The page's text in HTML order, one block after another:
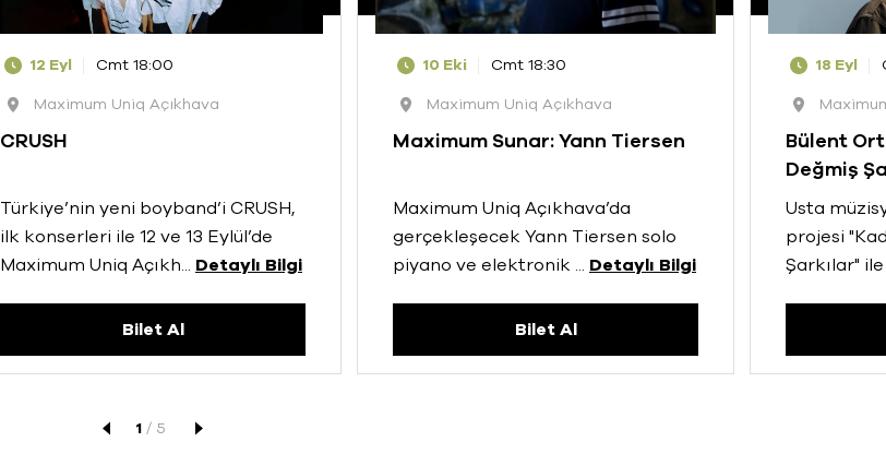
12 Eyl
Cmt 18:00
Maximum Uniq Açıkhava
CRUSH
Türkiye’nin yeni boyband’i CRUSH,
ilk konserleri ile 12 ve 13 Eylül’de
Maximum Uniq Açıkh... Detaylı Bilgi
Bilet Al
10 Eki
Cmt 18:30
Maximum Uniq Açıkhava
Maximum Sunar: Yann Tiersen
Maximum Uniq Açıkhava’da
gerçekleşecek Yann Tiersen solo
piyano ve elektronik ... Detaylı Bilgi
Bilet Al
18 Eyl
Bülent
Değmiş
Usta
projesi
Şarkılar" ile
1 / 5